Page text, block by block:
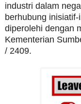
industri dalam
berhubung
diperolehi dengan
Kementerian
/ 2409.